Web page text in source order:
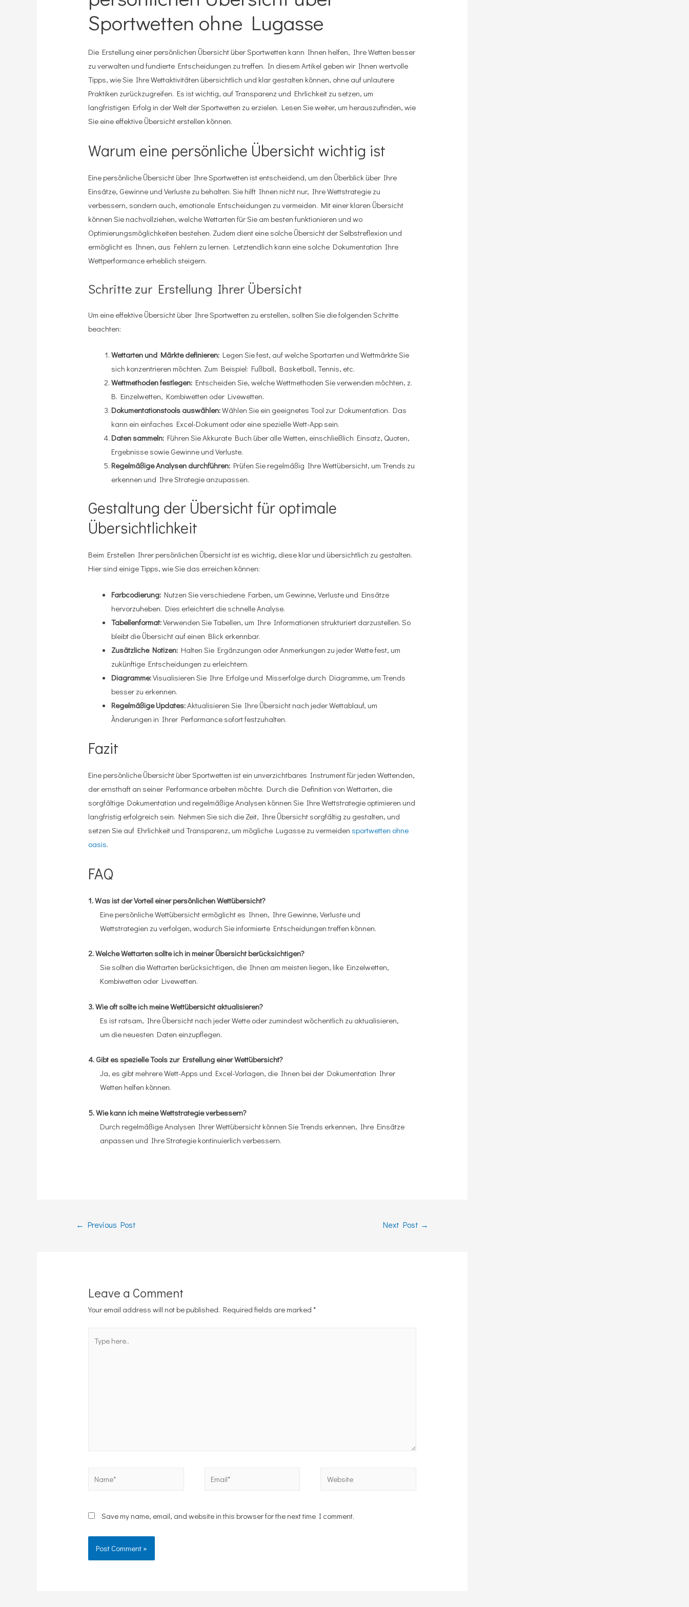
Sportwetten ohne Lugasse
Die Erstellung einer persönlichen Übersicht über Sportwetten kann Ihnen helfen, Ihre Wetten besser
zu verwalten und fundierte Entscheidungen zu treffen. In diesem Artikel geben wir Ihnen wertvolle
Tipps, wie Sie Ihre Wettaktivitäten übersichtlich und klar gestalten können, ohne auf unlautere
Praktiken zurückzugreifen. Es ist wichtig, auf Transparenz und Ehrlichkeit zu setzen, um
langfristigen Erfolg in der Welt der Sportwetten zu erzielen. Lesen Sie weiter, um herauszufinden, wie
Sie eine effektive Übersicht erstellen können.
Warum eine persönliche Übersicht wichtig ist
Eine persönliche Übersicht über Ihre Sportwetten ist entscheidend, um den Überblick über Ihre
Einsätze, Gewinne und Verluste zu behalten. Sie hilft Ihnen nicht nur, Ihre Wettstrategie zu
verbessern, sondern auch, emotionale Entscheidungen zu vermeiden. Mit einer klaren Übersicht
können Sie nachvollziehen, welche Wettarten für Sie am besten funktionieren und wo
Optimierungsmöglichkeiten bestehen. Zudem dient eine solche Übersicht der Selbstreflexion und
ermöglicht es Ihnen, aus Fehlern zu lernen. Letztendlich kann eine solche Dokumentation Ihre
Wettperformance erheblich steigern.
Schritte zur Erstellung Ihrer Übersicht
Um eine effektive Übersicht über Ihre Sportwetten zu erstellen, sollten Sie die folgenden Schritte
beachten:
Wettarten und Märkte definieren: Legen Sie fest, auf welche Sportarten und Wettmärkte Sie
sich konzentrieren möchten. Zum Beispiel: Fußball, Basketball, Tennis, etc.
Wettmethoden festlegen: Entscheiden Sie, welche Wettmethoden Sie verwenden möchten, z.
B. Einzelwetten, Kombiwetten oder Livewetten.
Dokumentationstools auswählen:Wählen Sie ein geeignetes Tool zur Dokumentation. Das
kann ein einfaches Excel-Dokument oder eine spezielle Wett-App sein.
Daten sammeln: Führen Sie Akkurate Buch über alle Wetten, einschließlich Einsatz, Quoten,
Ergebnisse sowie Gewinne und Verluste.
Regelmäßige Analysen durchführen: Prüfen Sie regelmäßig Ihre Wettübersicht, um Trends zu
erkennen und Ihre Strategie anzupassen.
Gestaltung der Übersicht für optimale
Übersichtlichkeit
Beim Erstellen Ihrer persönlichen Übersicht ist es wichtig, diese klar und übersichtlich zu gestalten.
Hier sind einige Tipps, wie Sie das erreichen können:
Farbcodierung: Nutzen Sie verschiedene Farben, um Gewinne, Verluste und Einsätze
hervorzuheben. Dies erleichtert die schnelle Analyse.
Tabellenformat:Verwenden Sie Tabellen, um Ihre Informationen strukturiert darzustellen. So
bleibt die Übersicht auf einen Blick erkennbar.
Zusätzliche Notizen: Halten Sie Ergänzungen oder Anmerkungen zu jeder Wette fest, um
zukünftige Entscheidungen zu erleichtern.
Diagramme:Visualisieren Sie Ihre Erfolge und Misserfolge durch Diagramme, um Trends
besser zu erkennen.
Regelmäßige Updates:Aktualisieren Sie Ihre Übersicht nach jeder Wettablauf, um
Änderungen in Ihrer Performance sofort festzuhalten.
Fazit
Eine persönliche Übersicht über Sportwetten ist ein unverzichtbares Instrument für jeden Wettenden,
der ernsthaft an seiner Performance arbeiten möchte. Durch die Definition von Wettarten, die
sorgfältige Dokumentation und regelmäßige Analysen können Sie Ihre Wettstrategie optimieren und
langfristig erfolgreich sein. Nehmen Sie sich die Zeit, Ihre Übersicht sorgfältig zu gestalten, und
setzen Sie auf Ehrlichkeit und Transparenz, um mögliche Lugasse zu vermeidensportwetten ohne
oasis.
FAQ
1. Was ist der Vorteil einer persönlichen Wettübersicht?
Eine persönliche Wettübersicht ermöglicht es Ihnen, Ihre Gewinne, Verluste und
Wettstrategien zu verfolgen, wodurch Sie informierte Entscheidungen treffen können.
2. Welche Wettarten sollte ich in meiner Übersicht berücksichtigen?
Sie sollten die Wettarten berücksichtigen, die Ihnen am meisten liegen, like Einzelwetten,
Kombiwetten oder Livewetten.
3. Wie oft sollte ich meine Wettübersicht aktualisieren?
Es ist ratsam, Ihre Übersicht nach jeder Wette oder zumindest wöchentlich zu aktualisieren,
um die neuesten Daten einzupflegen.
4. Gibt es spezielle Tools zur Erstellung einer Wettübersicht?
Ja, es gibt mehrere Wett-Apps und Excel-Vorlagen, die Ihnen bei der Dokumentation Ihrer
Wetten helfen können.
5. Wie kann ich meine Wettstrategie verbessern?
Durch regelmäßige Analysen Ihrer Wettübersicht können Sie Trends erkennen, Ihre Einsätze
anpassen und Ihre Strategie kontinuierlich verbessern.
← Previous Post Next Post →
Leave a Comment
Your email address will not be published. Required fields are marked*
here..
Website
Save my name, email, and website in this browser for the next time I comment.